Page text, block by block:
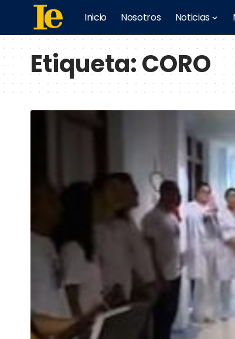
Inicio Nosotros Noticias
Etiqueta:CORO